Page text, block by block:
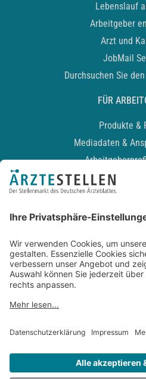
Lebenslauf
Arbeitgeber
Arzt und
JobMail
Durchsuchen Sie
FÜR
Produkte &
Mediadaten &
Recruiting-
Kontakt